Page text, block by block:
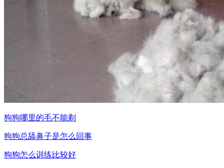
狗狗哪里的毛不能剃
狗狗总舔鼻子是怎么回事
狗狗怎么训练比较好